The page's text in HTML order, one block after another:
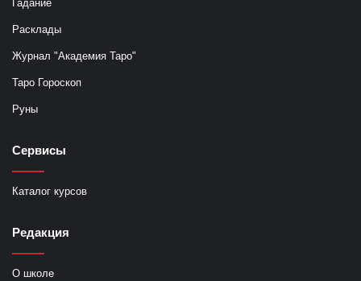
Гадание
Расклады
Журнал "Академия Таро"
Таро Гороскоп
Руны
Сервисы
Каталог курсов
Редакция
О школе